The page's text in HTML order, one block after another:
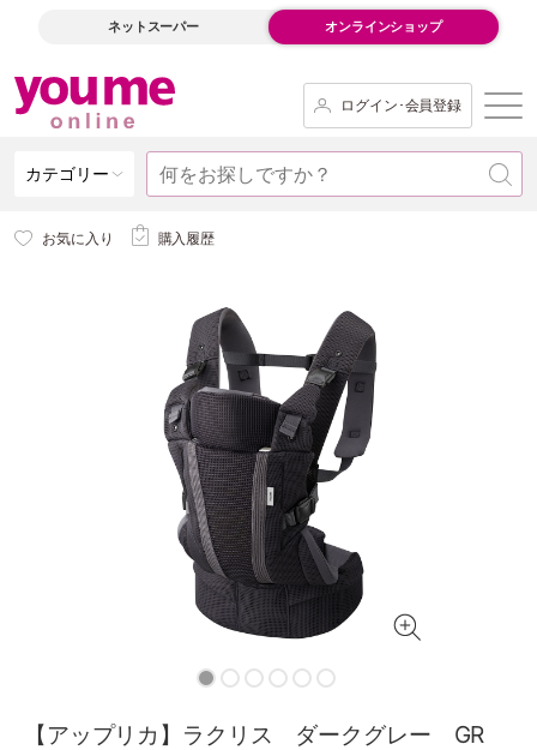
ネットスーパー オンラインショップ
ログイン･会員登録
カテゴリー
お気に入り 購入履歴
【アップリカ】ラクリス ダークグレー GR